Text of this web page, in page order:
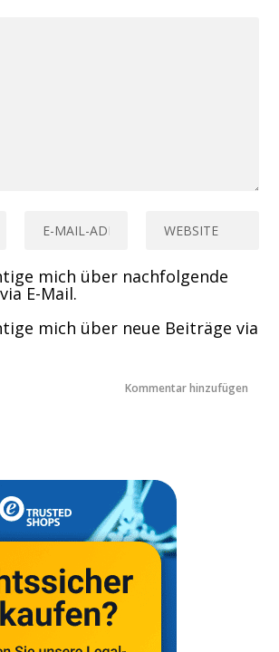
mich über nachfolgende
E-Mail.
mich über neue Beiträge via